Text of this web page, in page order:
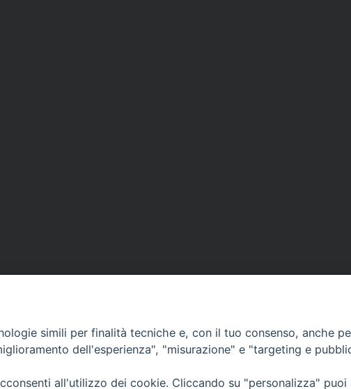
Ufficio Comunicazioni sociali
simili per finalità tecniche e, con il tuo consenso, anche
dell'esperienza", "misurazione" e "targeting e
all'utilizzo dei cookie. Cliccando su "personalizza"